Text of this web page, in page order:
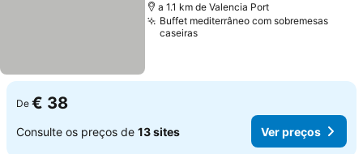
a 1.1 km de Valencia Port
Buffet mediterrâneo com sobremesas
caseiras
De € 38
Consulte os preços de 13 sites Ver preços